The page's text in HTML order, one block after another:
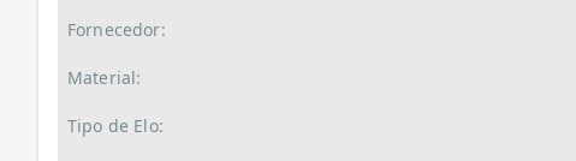
Fornecedor:
Material:
Tipo de Elo: